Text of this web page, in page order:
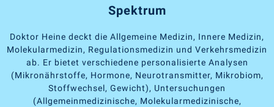
Spektrum
Doktor Heine deckt die Allgemeine Medizin, Innere Medizin,
Molekularmedizin, Regulationsmedizin und Verkehrsmedizin
ab. Er bietet verschiedene personalisierte Analysen
(Mikronährstoffe, Hormone, Neurotransmitter, Mikrobiom,
Stoffwechsel, Gewicht), Untersuchungen
(Allgemeinmedizinische, Molekularmedizinische,